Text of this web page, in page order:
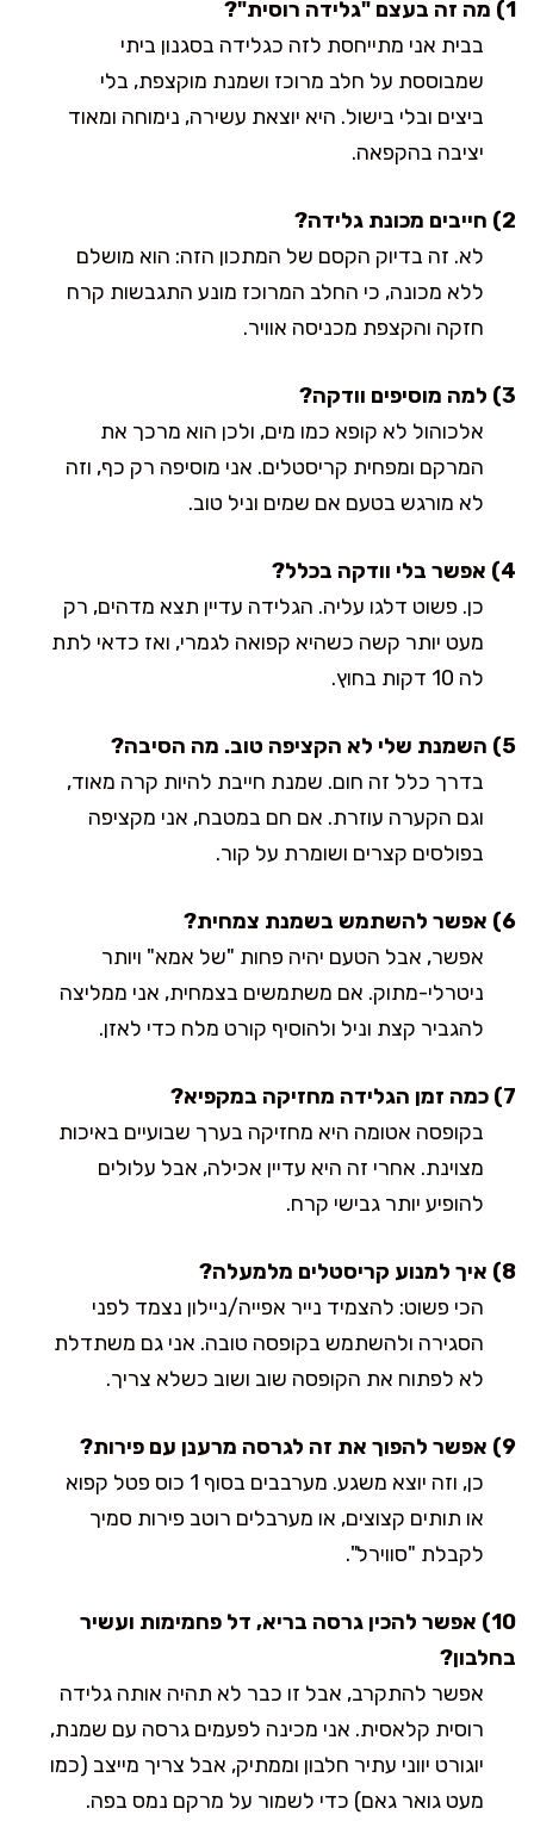
1) מה זה בעצם "גלידה רוסית"?
בבית אני מתייחסת לזה כגלידה בסגנון ביתי
שמבוססת על חלב מרוכז ושמנת מוקצפת, בלי
ביצים ובלי בישול. היא יוצאת עשירה, נימוחה ומאוד
יציבה בהקפאה.
2) חייבים מכונת גלידה?
לא. זה בדיוק הקסם של המתכון הזה: הוא מושלם
ללא מכונה, כי החלב המרוכז מונע התגבשות קרח
חזקה והקצפת מכניסה אוויר.
3) למה מוסיפים וודקה?
אלכוהול לא קופא כמו מים, ולכן הוא מרכך את
המרקם ומפחית קריסטלים. אני מוסיפה רק כף, וזה
לא מורגש בטעם אם שמים וניל טוב.
4) אפשר בלי וודקה בכלל?
כן. פשוט דלגו עליה. הגלידה עדיין תצא מדהים, רק
מעט יותר קשה כשהיא קפואה לגמרי, ואז כדאי לתת
לה 10 דקות בחוץ.
5) השמנת שלי לא הקציפה טוב. מה הסיבה?
בדרך כלל זה חום. שמנת חייבת להיות קרה מאוד,
וגם הקערה עוזרת. אם חם במטבח, אני מקציפה
בפולסים קצרים ושומרת על קור.
6) אפשר להשתמש בשמנת צמחית?
אפשר, אבל הטעם יהיה פחות "של אמא" ויותר
ניטרלי-מתוק. אם משתמשים בצמחית, אני ממליצה
להגביר קצת וניל ולהוסיף קורט מלח כדי לאזן.
7) כמה זמן הגלידה מחזיקה במקפיא?
בקופסה אטומה היא מחזיקה בערך שבועיים באיכות
מצוינת. אחרי זה היא עדיין אכילה, אבל עלולים
להופיע יותר גבישי קרח.
8) איך למנוע קריסטלים מלמעלה?
הכי פשוט: להצמיד נייר אפייה/ניילון נצמד לפני
הסגירה ולהשתמש בקופסה טובה. אני גם משתדלת
לא לפתוח את הקופסה שוב ושוב כשלא צריך.
9) אפשר להפוך את זה לגרסה מרענן עם פירות?
כן, וזה יוצא משגע. מערבבים בסוף 1 כוס פטל קפוא
או תותים קצוצים, או מערבלים רוטב פירות סמיך
לקבלת "סווירל".
10) אפשר להכין גרסה בריא, דל פחמימות ועשיר
בחלבון?
אפשר להתקרב, אבל זו כבר לא תהיה אותה גלידה
רוסית קלאסית. אני מכינה לפעמים גרסה עם שמנת,
יוגורט יווני עתיר חלבון וממתיק, אבל צריך מייצב (כמו
מעט גואר גאם) כדי לשמור על מרקם נמס בפה.